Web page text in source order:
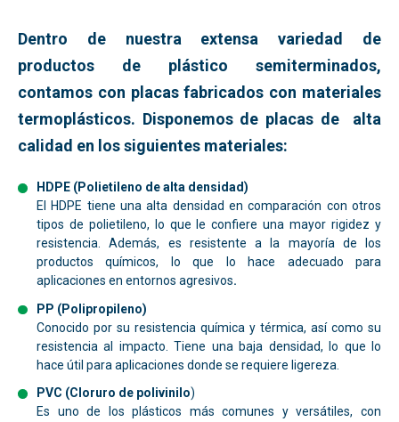
Dentro de nuestra extensa variedad de
productos de plástico semiterminados,
contamos con placas fabricados con materiales
termoplásticos. Disponemos de placas de alta
calidad en los siguientes materiales:
HDPE (Polietileno de alta densidad)
El HDPE tiene una alta densidad en comparación con otros
tipos de polietileno, lo que le confiere una mayor rigidez y
resistencia. Además, es resistente a la mayoría de los
productos químicos, lo que lo hace adecuado para
aplicaciones en entornos agresivos.
PP (Polipropileno)
Conocido por su resistencia química y térmica, así como su
resistencia al impacto. Tiene una baja densidad, lo que lo
hace útil para aplicaciones donde se requiere ligereza.
PVC (Cloruro de polivinilo)
Es uno de los plásticos más comunes y versátiles, con